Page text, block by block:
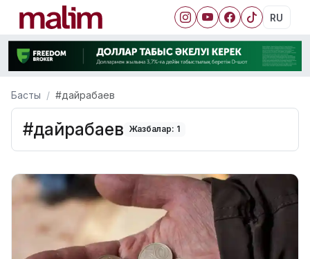
RU
Басты #дайрабаев
#дайрабаев Жазбалар: 1